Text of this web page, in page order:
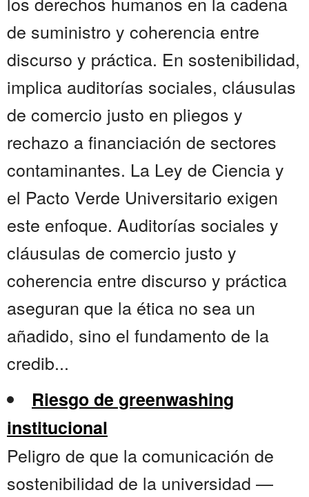
de suministro y coherencia entre
discurso y práctica. En sostenibilidad,
implica auditorías sociales, cláusulas
de comercio justo en pliegos y
rechazo a financiación de sectores
contaminantes. La Ley de Ciencia y
el Pacto Verde Universitario exigen
este enfoque. Auditorías sociales y
cláusulas de comercio justo y
coherencia entre discurso y práctica
aseguran que la ética no sea un
añadido, sino el fundamento de la
credib...
Riesgo de greenwashing
institucional
Peligro de que la comunicación de
sostenibilidad de la universidad —